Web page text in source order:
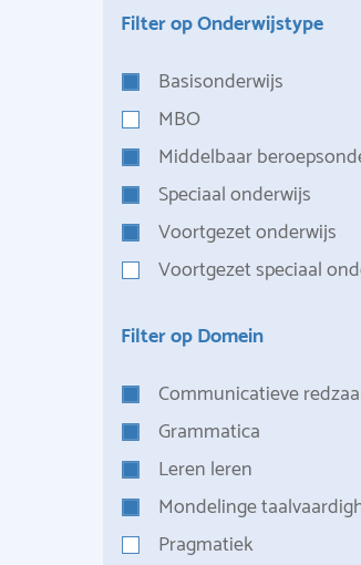
Filter op Onderwijstype
Basisonderwijs
MBO
Middelbaar
Speciaal onderwijs
Voortgezet onderwijs
Voortgezet speciaal
Filter op Domein
Communicatieve
Grammatica
Leren leren
Mondelinge
Pragmatiek